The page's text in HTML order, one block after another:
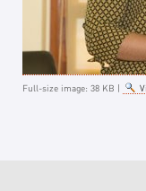
Full-size image: 38 KB |